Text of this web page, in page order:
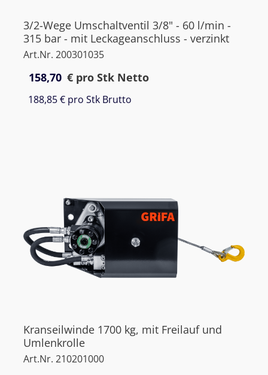
3/2-Wege Umschaltventil 3/8" - 60 l/min -
315 bar - mit Leckageanschluss - verzinkt
Art.Nr. 200301035
158,70 € pro Stk Netto
188,85 € pro Stk Brutto
Kranseilwinde 1700 kg, mit Freilauf und
Umlenkrolle
Art.Nr. 210201000